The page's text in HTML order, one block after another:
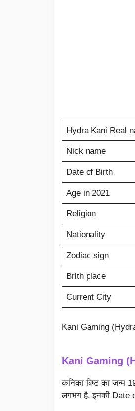
Hydra Kani Real
Nick name
Date of Birth
Age in 2021
Religion
Nationality
Zodiac sign
Brith place
Current City
Kani Gaming
Kani Gaming
कनिका बिष्ट का जन्म
लगभग है. इनकी Date